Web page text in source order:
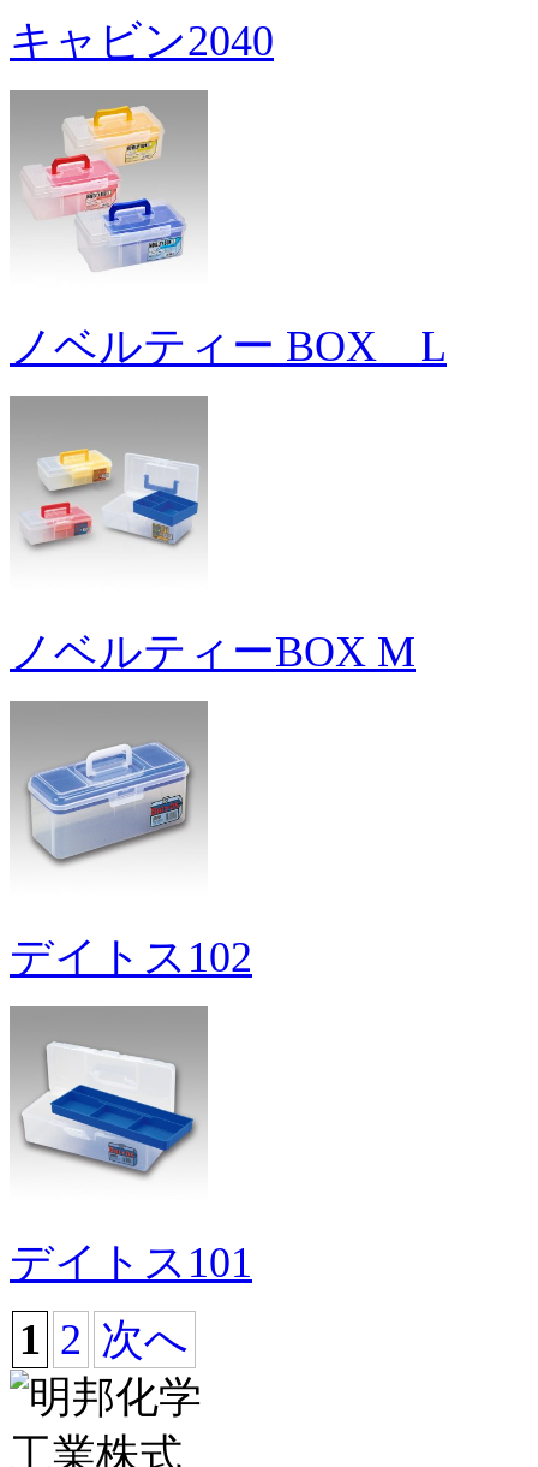
キャビン2040
ノベルティー BOX L
ノベルティーBOX M
デイトス102
デイトス101
1 2 次へ